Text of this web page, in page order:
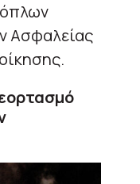
Ασφαλείας